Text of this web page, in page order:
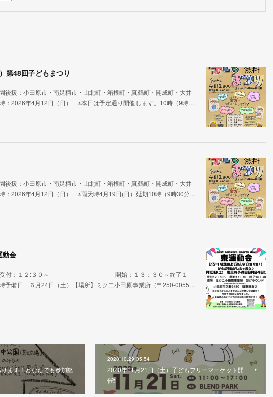
第48回子どもまつり
後援：小田原市・南足柄市・山北町・箱根町・真鶴町・開成町・大井
：2026年4月12日（日） ※本日は予定通り開催します。10時（9時…
後援：小田原市・南足柄市・山北町・箱根町・真鶴町・開成町・大井
：2026年4月12日（日） ※雨天時4月19日(日）延期10時（9時30分…
動会
土）受付：１２:３０～ 開始：１３：３０～終了１
予備日 ６月24日（土）【場所】ミク二小田原事業所（〒250-0055…
ます！どなたでも参加🆗
2020.10.29 05:54
2020年11月21日（土）子どもフリーマーケット開
催❗️